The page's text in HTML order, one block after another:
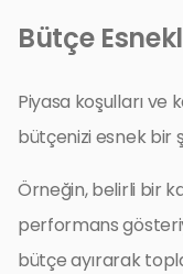
Bütçe
Piyasa koşulları
bütçenizi esnek bir
Örneğin, belirli bir
performans
bütçe ayırarak